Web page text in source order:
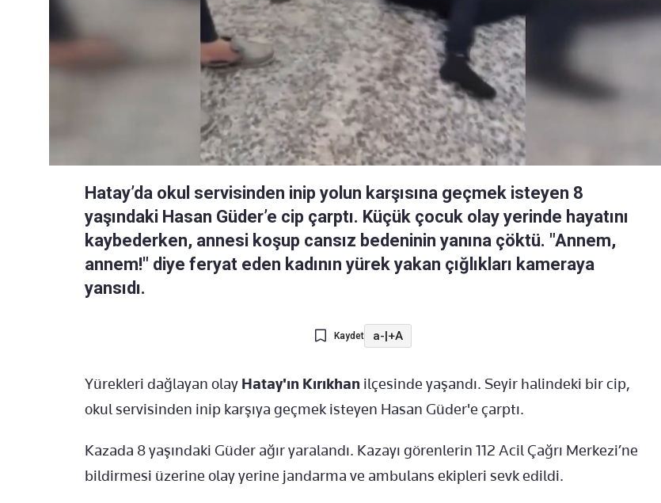
Hatay’da okul servisinden inip yolun karşısına geçmek isteyen 8
yaşındaki Hasan Güder’e cip çarptı. Küçük çocuk olay yerinde hayatını
kaybederken, annesi koşup cansız bedeninin yanına çöktü. "Annem,
annem!" diye feryat eden kadının yürek yakan çığlıkları kameraya
yansıdı.
Kaydet a-|+A
Yürekleri dağlayan olay Hatay'ın Kırıkhan ilçesinde yaşandı. Seyir halindeki bir cip,
okul servisinden inip karşıya geçmek isteyen Hasan Güder'e çarptı.
Kazada 8 yaşındaki Güder ağır yaralandı. Kazayı görenlerin 112 Acil Çağrı Merkezi’ne
bildirmesi üzerine olay yerine jandarma ve ambulans ekipleri sevk edildi.